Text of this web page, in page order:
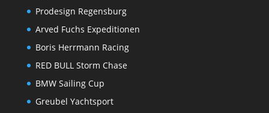
Prodesign Regensburg
Arved Fuchs Expeditionen
Boris Herrmann Racing
RED BULL Storm Chase
BMW Sailing Cup
Greubel Yachtsport